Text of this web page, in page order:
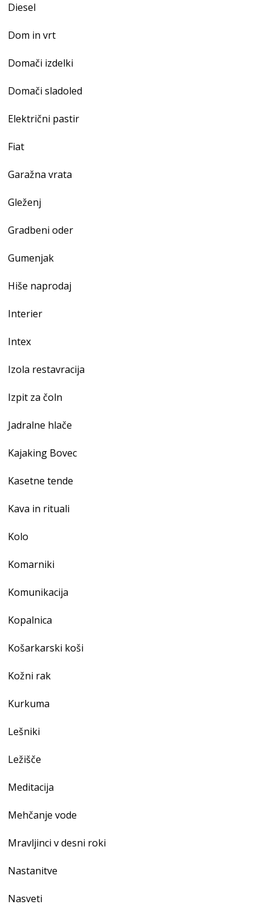
Diesel
Dom in vrt
Domači izdelki
Domači sladoled
Električni pastir
Fiat
Garažna vrata
Gleženj
Gradbeni oder
Gumenjak
Hiše naprodaj
Interier
Intex
Izola restavracija
Izpit za čoln
Jadralne hlače
Kajaking Bovec
Kasetne tende
Kava in rituali
Kolo
Komarniki
Komunikacija
Kopalnica
Košarkarski koši
Kožni rak
Kurkuma
Lešniki
Ležišče
Meditacija
Mehčanje vode
Mravljinci v desni roki
Nastanitve
Nasveti